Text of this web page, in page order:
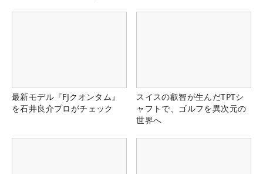
最新モデル『FJクオンタム』
を石井良介プロがチェック
スイスの叡智が生んだTPTシ
ャフトで、ゴルフを異次元の
世界へ